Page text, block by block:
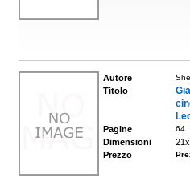
Autore
Titolo
Pagine 64
Dimensioni
Prezzo